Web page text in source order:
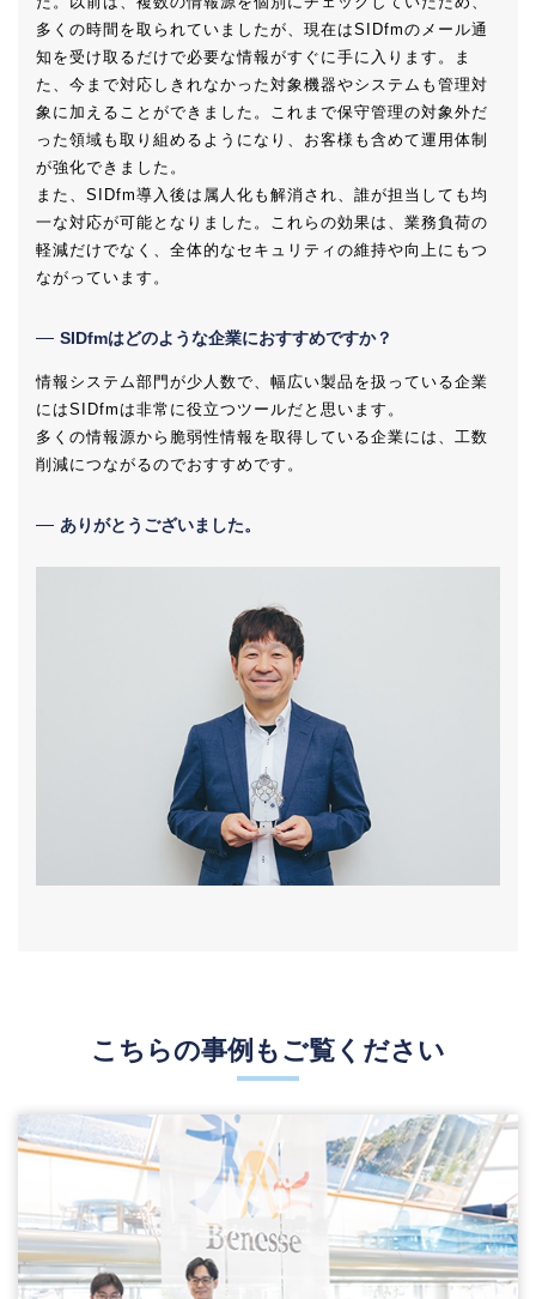
多くの時間を取られていましたが、現在はSIDfmのメール通
知を受け取るだけで必要な情報がすぐに手に入ります。ま
た、今まで対応しきれなかった対象機器やシステムも管理対
象に加えることができました。これまで保守管理の対象外だ
った領域も取り組めるようになり、お客様も含めて運用体制
が強化できました。
また、SIDfm導入後は属人化も解消され、誰が担当しても均
一な対応が可能となりました。これらの効果は、業務負荷の
軽減だけでなく、全体的なセキュリティの維持や向上にもつ
ながっています。
SIDfmはどのような企業におすすめですか？
情報システム部門が少人数で、幅広い製品を扱っている企業
にはSIDfmは非常に役立つツールだと思います。
多くの情報源から脆弱性情報を取得している企業には、工数
削減につながるのでおすすめです。
ありがとうございました。
こちらの事例もご覧ください